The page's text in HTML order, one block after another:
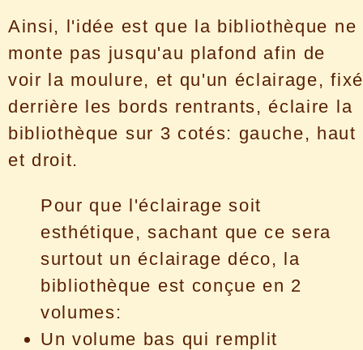
Ainsi, l'idée est que la bibliothèque ne
monte pas jusqu'au plafond afin de
voir la moulure, et qu'un éclairage, fixé
derrière les bords rentrants, éclaire la
bibliothèque sur 3 cotés: gauche, haut
et droit.
Pour que l'éclairage soit
esthétique, sachant que ce sera
surtout un éclairage déco, la
bibliothèque est conçue en 2
volumes:
Un volume bas qui remplit